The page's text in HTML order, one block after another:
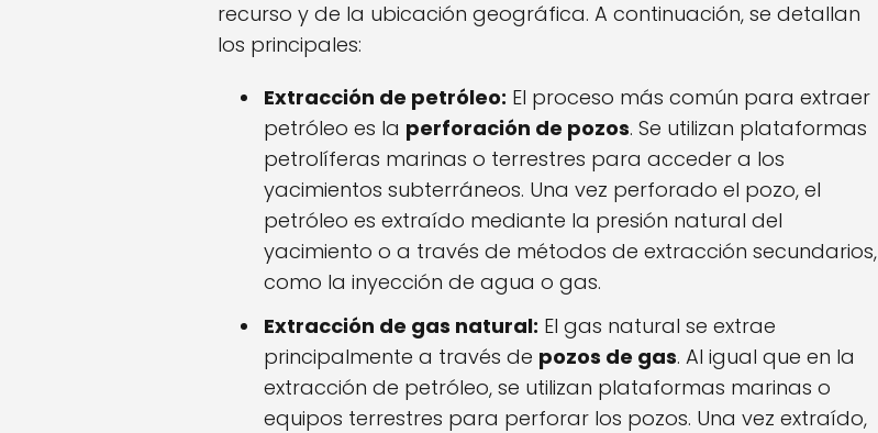
recurso y de la ubicación geográfica. A continuación, se detallan
los principales:
Extracción de petróleo: El proceso más común para extraer
petróleo es la perforación de pozos. Se utilizan plataformas
petrolíferas marinas o terrestres para acceder a los
yacimientos subterráneos. Una vez perforado el pozo, el
petróleo es extraído mediante la presión natural del
yacimiento o a través de métodos de extracción secundarios,
como la inyección de agua o gas.
Extracción de gas natural: El gas natural se extrae
principalmente a través de pozos de gas. Al igual que en la
extracción de petróleo, se utilizan plataformas marinas o
equipos terrestres para perforar los pozos. Una vez extraído,